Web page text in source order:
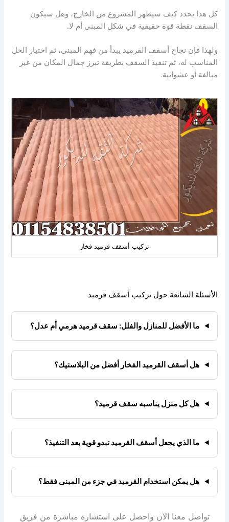
كل هذا يحدد كيف سيظهر المشروع من الخارج، وهل سيكون
السقف نقطة قوة حقيقية في شكل المبنى أم لا.
ولهذا فإن نجاح أسقف القرميد يبدأ من فهم المبنى، ثم اختيار الحل
المناسب له، ثم تنفيذ السقف بطريقة تبرز جمال المكان من غير
مبالغة أو عشوائية.
تركيب أسقف قرميد فخار
الأسئلة الشائعة حول تركيب أسقف قرميد
ما الأفضل للمنازل والفلل: سقف قرميد هرمي أم عدل؟
هل أسقف القرميد الفخار أفضل من البلاستيك؟
هل كل منزل يناسبه سقف قرميد؟
ما الذي يجعل أسقف القرميد تبدو قوية بعد التنفيذ؟
هل يمكن استخدام القرميد في جزء من المبنى فقط؟
تواصل معنا الآن واحصل على استشارة مباشرة من فريق